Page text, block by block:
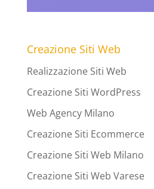
Creazione Siti Web
Realizzazione Siti Web
Creazione Siti WordPress
Web Agency Milano
Creazione Siti Ecommerce
Creazione Siti Web Milano
Creazione Siti Web Varese